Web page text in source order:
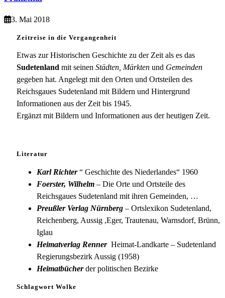
3. Mai 2018
Zeitreise in die Vergangenheit
Etwas zur Historischen Geschichte zu der Zeit als es das
Sudetenland mit seinen Städten, Märkten und Gemeinden
gegeben hat. Angelegt mit den Orten und Ortsteilen des
Reichsgaues Sudetenland mit Bildern und Hintergrund
Informationen aus der Zeit bis 1945.
Ergänzt mit Bildern und Informationen aus der heutigen Zeit.
Literatur
Karl Richter“ Geschichte des Niederlandes“ 1960
Foerster, Wilhelm – Die Orte und Ortsteile des
Reichsgaues Sudetenland mit ihren Gemeinden, …
Preußler Verlag Nürnberg – Ortslexikon Sudetenland,
Reichenberg, Aussig ,Eger, Trautenau, Warnsdorf, Brünn,
Iglau
Heimatverlag Renner Heimat-Landkarte – Sudetenland
Regierungsbezirk Aussig (1958)
Heimatbücherder politischen Bezirke
Schlagwort Wolke